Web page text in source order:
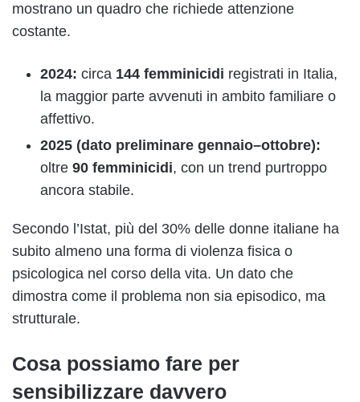
mostrano un quadro che richiede attenzione
costante.
2024: circa 144 femminicidi registrati in Italia,
la maggior parte avvenuti in ambito familiare o
affettivo.
2025 (dato preliminare gennaio–ottobre):
oltre 90 femminicidi, con un trend purtroppo
ancora stabile.
Secondo l’Istat, più del 30% delle donne italiane ha
subito almeno una forma di violenza fisica o
psicologica nel corso della vita. Un dato che
dimostra come il problema non sia episodico, ma
strutturale.
Cosa possiamo fare per
sensibilizzare davvero